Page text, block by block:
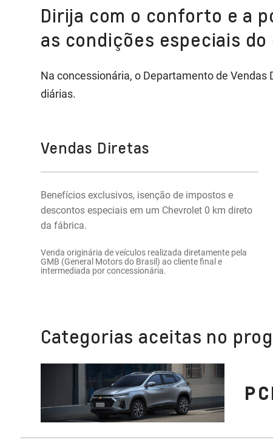
Dirija com o conforto e a
as condições especiais
Na concessionária, o Departamento de
diárias.
Vendas Diretas
Benefícios exclusivos, isenção de impostos e
descontos especiais em um Chevrolet 0 km direto
da fábrica.
Venda originária de veículos realizada diretamente pela
GMB (General Motors do Brasil) ao cliente final e
intermediada por concessionária.
Categorias aceitas no